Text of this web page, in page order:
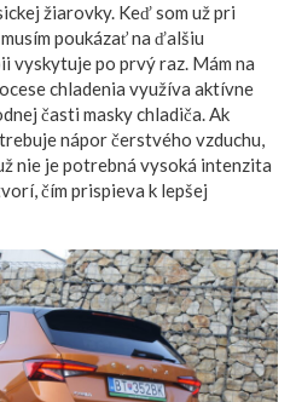
žiarovky. Keď som už pri
poukázať na ďalšiu
vyskytuje po prvý raz. Mám na
chladenia využíva aktívne
časti masky chladiča. Ak
nápor čerstvého vzduchu,
nie je potrebná vysoká intenzita
čím prispieva k lepšej